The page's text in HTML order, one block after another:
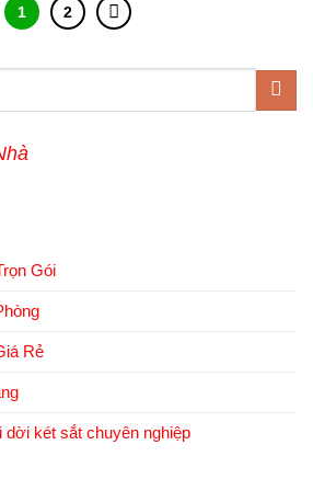
1 2
Gói
Rẻ
dời két sắt chuyên nghiệp